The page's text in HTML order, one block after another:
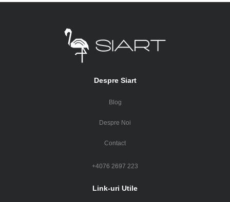
Despre Siart
Blog
Despre Noi
Contact
+4076 2697 223
Link-uri Utile